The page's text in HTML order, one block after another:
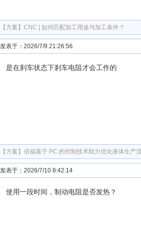
【方案】 CNC | 如何匹配加工用途与加工条件？
发表于：2026/7/9 21:26:56
是在刹车状态下刹车电阻才会工作的
【方案】 倍福基于 PC 的控制技术助力优化液体生产
发表于：2026/7/10 8:42:14
使用一段时间，制动电阻是否发热？